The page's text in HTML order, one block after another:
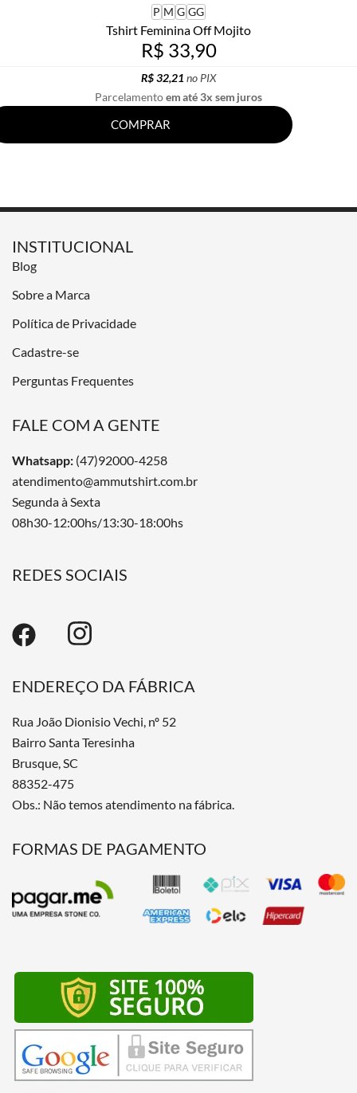
P M G GG
Tshirt Feminina Off Mojito
R$ 33,90
R$ 32,21 no PIX
Parcelamentoem até 3x sem juros
COMPRAR
INSTITUCIONAL
Blog
Sobre a Marca
Política de Privacidade
Cadastre-se
Perguntas Frequentes
FALE COM A GENTE
Whatsapp: (47)92000-4258
atendimento@ammutshirt.com.br
Segunda à Sexta
08h30-12:00hs/13:30-18:00hs
REDES SOCIAIS
ENDEREÇO DA FÁBRICA
Rua João Dionisio Vechi, nº 52
Bairro Santa Teresinha
Brusque, SC
88352-475
Obs.: Não temos atendimento na fábrica.
FORMAS DE PAGAMENTO